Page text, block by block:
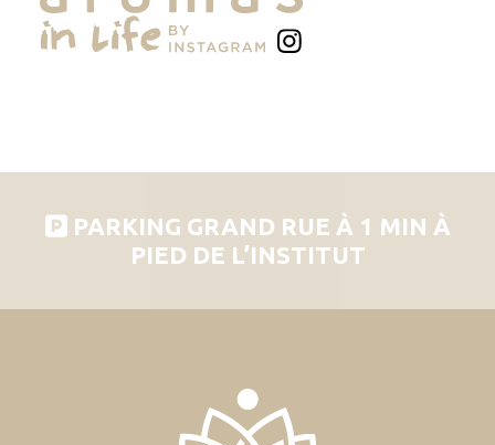
PARKING GRAND RUE À 1 MIN À
PIED DE L’INSTITUT